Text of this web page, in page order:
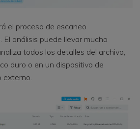
el proceso de escaneo
El análisis puede llevar mucho
todos los detalles del archivo,
duro o en un dispositivo de
externo.